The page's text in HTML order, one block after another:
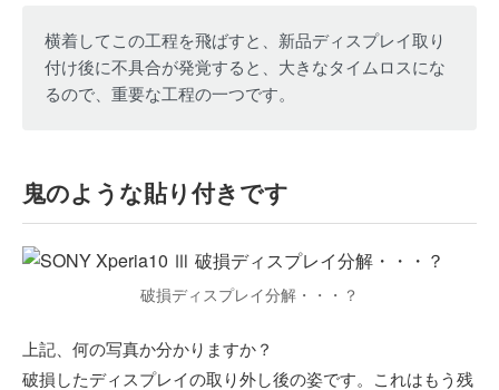
横着してこの工程を飛ばすと、新品ディスプレイ取り
付け後に不具合が発覚すると、大きなタイムロスにな
るので、重要な工程の一つです。
鬼のような貼り付きです
破損ディスプレイ分解・・・？
上記、何の写真か分かりますか？
破損したディスプレイの取り外し後の姿です。これはもう残